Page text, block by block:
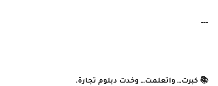
---
📚 كبرت… واتعلمت… وخدت دبلوم تجارة.